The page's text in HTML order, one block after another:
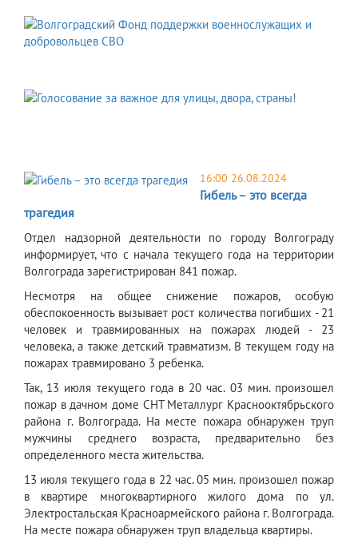
16:00 26.08.2024
Гибель – это всегда
трагедия
Отдел надзорной деятельности по городу Волгограду
информирует, что с начала текущего года на территории
Волгограда зарегистрирован 841 пожар.
Несмотря на общее снижение пожаров, особую
обеспокоенность вызывает рост количества погибших - 21
человек и травмированных на пожарах людей - 23
человека, а также детский травматизм. В текущем году на
пожарах травмировано 3 ребенка.
Так, 13 июля текущего года в 20 час. 03 мин. произошел
пожар в дачном доме СНТ Металлург Краснооктябрьского
района г. Волгограда. На месте пожара обнаружен труп
мужчины среднего возраста, предварительно без
определенного места жительства.
13 июля текущего года в 22 час. 05 мин. произошел пожар
в квартире многоквартирного жилого дома по ул.
Электростальская Красноармейского района г. Волгограда.
На месте пожара обнаружен труп владельца квартиры.